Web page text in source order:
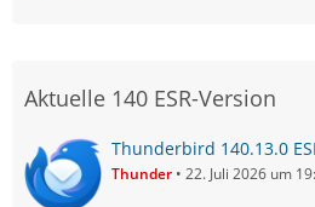
Aktuelle 140 ESR-Version
Thunderbird 140.13.0
Thunder 22. Juli 2026 um